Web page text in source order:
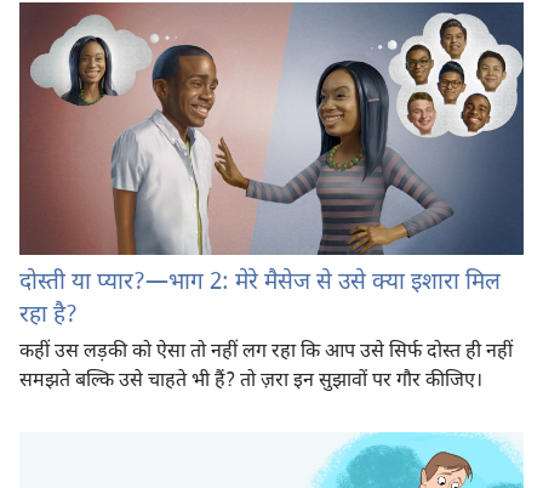
दोस्ती या प्यार?—भाग 2: मेरे मैसेज से उसे क्या इशारा मिल
रहा है?
कहीं उस लड़की को ऐसा तो नहीं लग रहा कि आप उसे सिर्फ दोस्त ही नहीं
समझते बल्कि उसे चाहते भी हैं? तो ज़रा इन सुझावों पर गौर कीजिए।